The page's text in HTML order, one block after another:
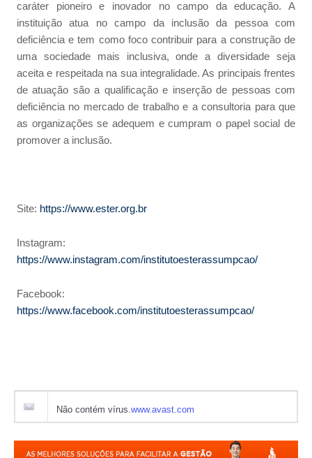
caráter pioneiro e inovador no campo da educação. A
instituição atua no campo da inclusão da pessoa com
deficiência e tem como foco contribuir para a construção de
uma sociedade mais inclusiva, onde a diversidade seja
aceita e respeitada na sua integralidade. As principais frentes
de atuação são a qualificação e inserção de pessoas com
deficiência no mercado de trabalho e a consultoria para que
as organizações se adequem e cumpram o papel social de
promover a inclusão.
Site: https://www.ester.org.br
Instagram:
https://www.instagram.com/institutoesterassumpcao/
Facebook:
https://www.facebook.com/institutoesterassumpcao/
Não contém vírus.www.avast.com